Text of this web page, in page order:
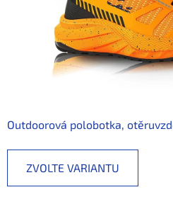
Outdoorová polobotka,
ZVOLTE VARIANTU